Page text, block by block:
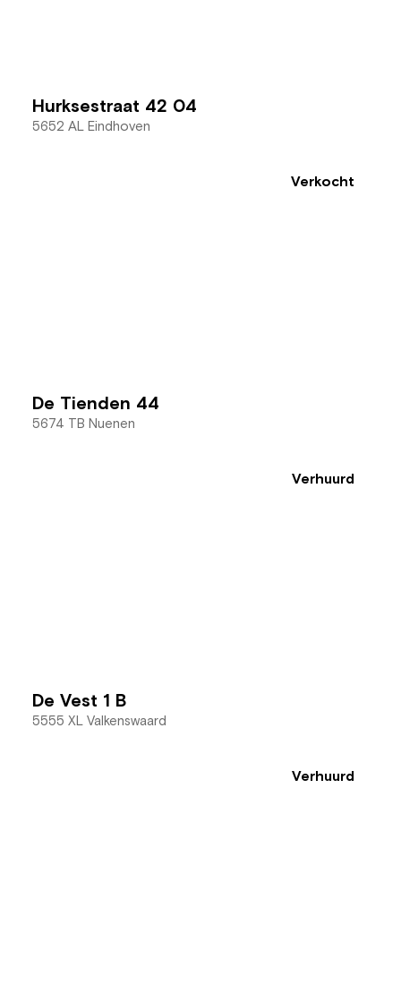
Hurksestraat 42 04
5652 AL Eindhoven
Verkocht
De Tienden 44
5674 TB Nuenen
Verhuurd
De Vest 1 B
5555 XL Valkenswaard
Verhuurd